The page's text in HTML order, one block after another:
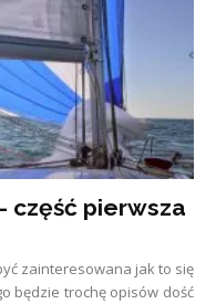
część pierwsza
zainteresowana jak to się
będzie trochę opisów dość